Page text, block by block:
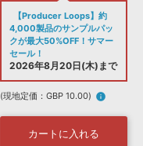
楽曲配信流通サービス
無償のサウンド管理ソフト
次世代型 ボーカル・エディタ
【Producer Loops】約
4,000製品のサンプルパッ
クが最大50%OFF！サマー
セール！
2026年8月20日(木)まで
(現地定価：GBP 10.00) info
カートに入れる